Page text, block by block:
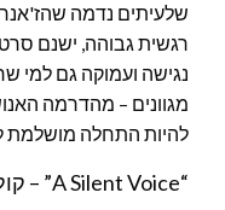
שלעיתים נדמה
רגשית גבוהה, ישנם
נגישה ועמוקה גם למי
מגוונים – מהדרמה
להיות התחלה
“A Silent Voice” – קולו של מצפון